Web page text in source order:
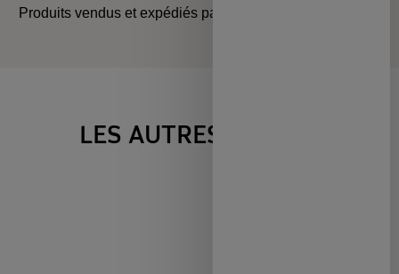
Produits vendus et expédiés par
LES AUTRES VENTES